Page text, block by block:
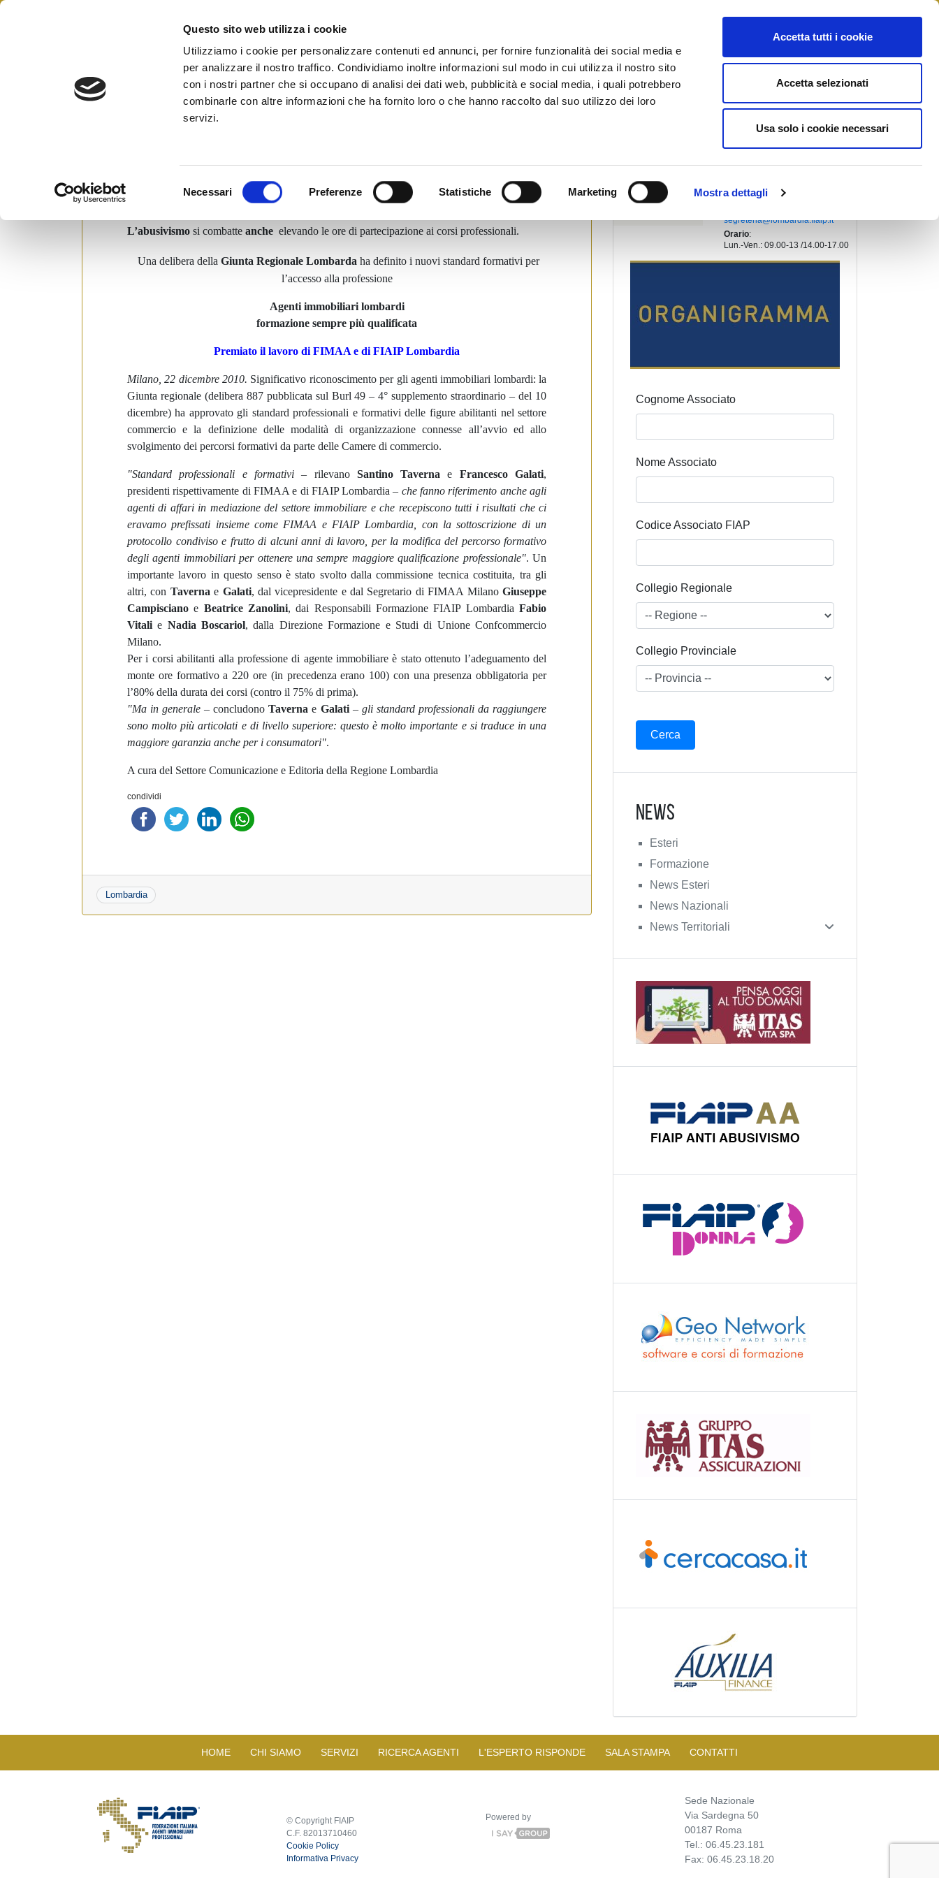
Questo sito web utilizza i cookie
Utilizziamo i cookie per personalizzare contenuti ed annunci, per fornire funzionalità dei social media e
per analizzare il nostro traffico. Condividiamo inoltre informazioni sul modo in cui utilizza il nostro sito
con i nostri partner che si occupano di analisi dei dati web, pubblicità e social media, i quali potrebbero
combinarle con altre informazioni che ha fornito loro o che hanno raccolto dal suo utilizzo dei loro
servizi.
e
i
c
o
n
s
e
o
Necessari Preferenze Statistiche Marketing Mostra dettagli
Accetta tutti i cookie
Accetta selezionati
Usa solo i cookie necessari
Skip
Federazione Italiana Agenti Immobiliari Professionali
Importante successo della Fiaip e Fimaa regione
22 Dicembre 2010byUfficio Stampa
Importante successo della Fiaipe Fimaa Regionali
che dimostra quanto sia importante la
L’abusivismo si combatte anche elevando le ore di partecipazione ai corsi professionali.
Una delibera della Giunta Regionale Lombarda ha definito i nuovi standard formativi per
l’accesso alla professione
Agenti immobiliari lombardi
formazione sempre più qualificata
Premiato il lavoro di FIMAA e di FIAIP Lombardia
Milano, 22 dicembre 2010. Significativo riconoscimento per gli agenti immobiliari lombardi: la
Giunta regionale (delibera 887 pubblicata sul Burl 49 – 4° supplemento straordinario – del 10
dicembre) ha approvato gli standard professionali e formativi delle figure abilitanti nel settore
commercio e la definizione delle modalità di organizzazione connesse all’avvio ed allo
svolgimento dei percorsi formativi da parte delle Camere di commercio.
"Standard professionali e formativi– rilevano Santino Taverna e Francesco Galati,
presidenti rispettivamente di FIMAA e di FIAIP Lombardia – che fanno riferimento anche agli
agenti di affari in mediazione del settore immobiliare e che recepiscono tutti i risultati che ci
eravamo prefissati insieme come FIMAA e FIAIP Lombardia, con la sottoscrizione di un
protocollo condiviso e frutto di alcuni anni di lavoro, per la modifica del percorso formativo
degli agenti immobiliari per ottenere una sempre maggiore qualificazione professionale". Un
importante lavoro in questo senso è stato svolto dalla commissione tecnica costituita, tra gli
altri, con Taverna e Galati, dal vicepresidente e dal Segretario di FIMAA MilanoGiuseppe
Campisciano e Beatrice Zanolini, dai Responsabili Formazione FIAIP LombardiaFabio
Vitali e Nadia Boscariol, dalla Direzione Formazione e Studi di Unione Confcommercio
Milano.
Per i corsi abilitanti alla professione di agente immobiliare è stato ottenuto l’adeguamento del
monte ore formativo a 220 ore (in precedenza erano 100) con una presenza obbligatoria per
l’80% della durata dei corsi (contro il 75% di prima).
"Ma in generale – concludonoTaverna e Galati– gli standard professionali da raggiungere
sono molto più articolati e di livello superiore: questo è molto importante e si traduce in una
maggiore garanzia anche per i consumatori".
A cura del Settore Comunicazione e Editoria della Regione Lombardia
condividi
Lombardia
SIMIONI LUCA
:
VIA FABIO FILZI, 2
20124, MILANO (Milano)
+39 02 45409378
segreteria@lombardia.fiaip.it
Orario:
Lun.-Ven.: 09.00-13 /14.00-17.00
Cognome Associato
Nome Associato
Codice Associato FIAP
Collegio Regionale
Collegio Provinciale
News
Esteri
Formazione
News Esteri
News Nazionali
News Territoriali
HOME CHI SIAMO SERVIZI RICERCA AGENTI L'ESPERTO RISPONDE SALA STAMPA CONTATTI
© Copyright FIAIP
C.F. 82013710460
Cookie Policy
Informativa Privacy
Powered by
Sede Nazionale
Via Sardegna 50
00187 Roma
Tel.: 06.45.23.181
Fax: 06.45.23.18.20